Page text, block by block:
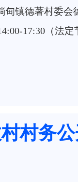
甸镇德著村委会
17:30（法定
村务